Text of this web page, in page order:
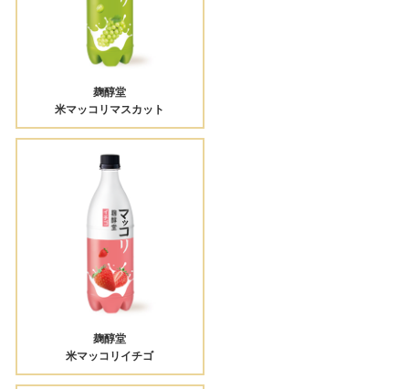
麹醇堂
米マッコリマスカット
麹醇堂
米マッコリイチゴ